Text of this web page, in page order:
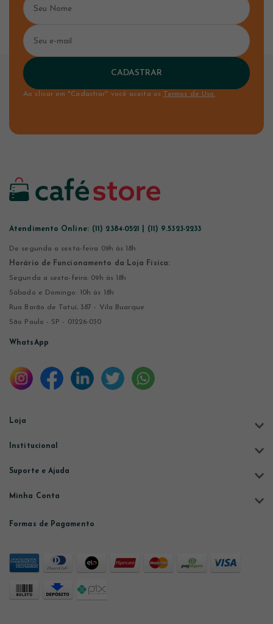
CADASTRAR
Ao clicar em "Cadastrar" você aceita os Termos de Uso.
Atendimento Online: (11) 2384-0521 | (11) 9.5323-2233
De segunda a sexta-feira 09h às 18h
Horário de Funcionamento da Loja Física:
Segunda a sexta-feira: 09h às 18h
Sábado e Domingo: 10h às 18h
Rua Barão de Tatuí, 387 - Vila Buarque
São Paulo - SP - 01226-030
WhatsApp
Loja
Institucional
Suporte e Ajuda
Minha Conta
Formas de Pagamento